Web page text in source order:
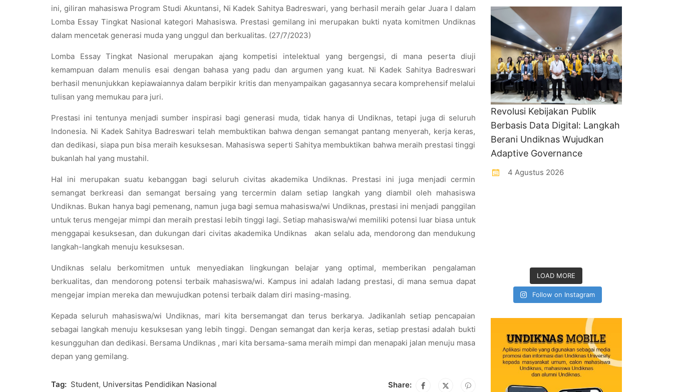
ini, giliran mahasiswa Program Studi Akuntansi, Ni Kadek Sahitya Badreswari, yang berhasil meraih gelar Juara I dalam
Lomba Essay Tingkat Nasional kategori Mahasiswa. Prestasi gemilang ini merupakan bukti nyata komitmen Undiknas
dalam mencetak generasi muda yang unggul dan berkualitas. (27/7/2023)
Lomba Essay Tingkat Nasional merupakan ajang kompetisi intelektual yang bergengsi, di mana peserta diuji
kemampuan dalam menulis esai dengan bahasa yang padu dan argumen yang kuat. Ni Kadek Sahitya Badreswari
berhasil menunjukkan kepiawaiannya dalam berpikir kritis dan menyampaikan gagasannya secara komprehensif melalui
tulisan yang memukau para juri.
Prestasi ini tentunya menjadi sumber inspirasi bagi generasi muda, tidak hanya di Undiknas, tetapi juga di seluruh
Indonesia. Ni Kadek Sahitya Badreswari telah membuktikan bahwa dengan semangat pantang menyerah, kerja keras,
dan dedikasi, siapa pun bisa meraih kesuksesan. Mahasiswa seperti Sahitya membuktikan bahwa meraih prestasi tinggi
bukanlah hal yang mustahil.
Hal ini merupakan suatu kebanggan bagi seluruh civitas akademika Undiknas. Prestasi ini juga menjadi cermin
semangat berkreasi dan semangat bersaing yang tercermin dalam setiap langkah yang diambil oleh mahasiswa
Undiknas. Bukan hanya bagi pemenang, namun juga bagi semua mahasiswa/wi Undiknas, prestasi ini menjadi panggilan
untuk terus mengejar mimpi dan meraih prestasi lebih tinggi lagi. Setiap mahasiswa/wi memiliki potensi luar biasa untuk
menggapai kesuksesan, dan dukungan dari civitas akademika Undiknas akan selalu ada, mendorong dan mendukung
langkah-langkah menuju kesuksesan.
Undiknas selalu berkomitmen untuk menyediakan lingkungan belajar yang optimal, memberikan pengalaman
berkualitas, dan mendorong potensi terbaik mahasiswa/wi. Kampus ini adalah ladang prestasi, di mana semua dapat
mengejar impian mereka dan mewujudkan potensi terbaik dalam diri masing-masing.
Kepada seluruh mahasiswa/wi Undiknas, mari kita bersemangat dan terus berkarya. Jadikanlah setiap pencapaian
sebagai langkah menuju kesuksesan yang lebih tinggi. Dengan semangat dan kerja keras, setiap prestasi adalah bukti
kesungguhan dan dedikasi. Bersama Undiknas , mari kita bersama-sama meraih mimpi dan menapaki jalan menuju masa
depan yang gemilang.
Tag: Student, Universitas Pendidikan Nasional Share:
Revolusi Kebijakan Publik
Berbasis Data Digital: Langkah
Berani Undiknas Wujudkan
Adaptive Governance
4 Agustus 2026
LOAD MORE
Follow on Instagram